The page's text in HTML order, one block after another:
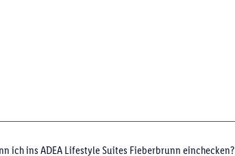
ich ins ADEA Lifestyle Suites Fieberbrunn einchecken?